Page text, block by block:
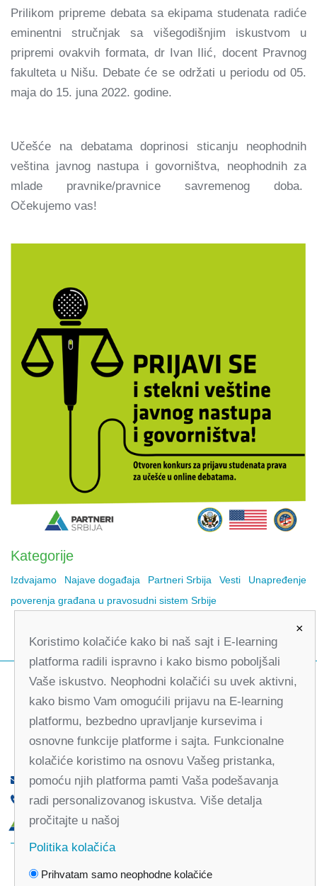
Prilikom pripreme debata sa ekipama studenata radiće
eminentni stručnjak sa višegodišnjim iskustvom u
pripremi ovakvih formata, dr Ivan Ilić, docent Pravnog
fakulteta u Nišu. Debate će se održati u periodu od 05.
maja do 15. juna 2022. godine.
Učešće na debatama doprinosi sticanju neophodnih
veština javnog nastupa i govorništva, neophodnih za
mlade pravnike/pravnice savremenog doba.
Očekujemo vas!
Kategorije
Izdvajamo Najave događaja Partneri Srbija Vesti
Unapređenje
poverenja građana u pravosudni sistem Srbije
office@partners-serbia.org
(+381 11) 32 31 551, (+381 11) 32 31 552
Kralja Milana 10, 11000 Beograd, Srbija
×
Koristimo kolačiće kako bi naš sajt i E-learning
platforma radili ispravno i kako bismo poboljšali
Vaše iskustvo. Neophodni kolačići su uvek aktivni,
kako bismo Vam omogućili prijavu na E-learning
platformu, bezbedno upravljanje kursevima i
osnovne funkcije platforme i sajta. Funkcionalne
kolačiće koristimo na osnovu Vašeg pristanka,
pomoću njih platforma pamti Vaša podešavanja
radi personalizovanog iskustva. Više detalja
pročitajte u našoj
Politika kolačića
Prihvatam samo neophodne kolačiće